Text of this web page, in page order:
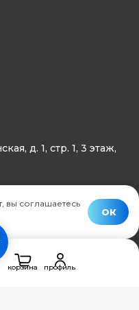
д. 1, стр. 1, 3 этаж,
техники,
корзина
профиль
вы соглашаетесь
ОК